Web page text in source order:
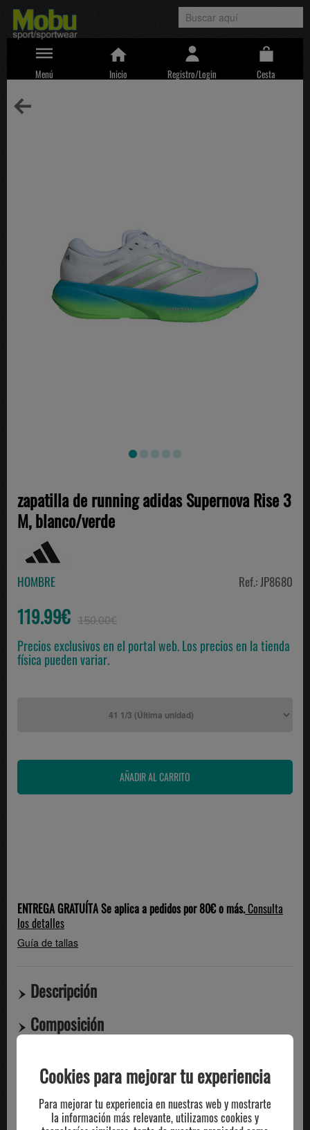
Menú Inicio Registro/Login Cesta
zapatilla de running adidas Supernova Rise 3
M, blanco/verde
HOMBRE Ref.: JP8680
119.99€ 150.00€
Precios exclusivos en el portal web. Los precios en la tienda
física pueden variar.
ENTREGA GRATUÍTA Se aplica a pedidos por 80€ o más.Consulta
los detalles
Guía de tallas
Descripción
Composición
TE PUEDE INTERESAR
Cookies para mejorar tu experiencia
Para mejorar tu experiencia en nuestras web y mostrarte
la información más relevante, utilizamos cookies y